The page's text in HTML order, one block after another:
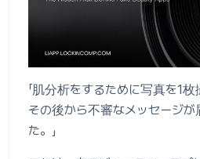
「肌分析をするために写真を1枚
その後から不審なメッセージが
た。」